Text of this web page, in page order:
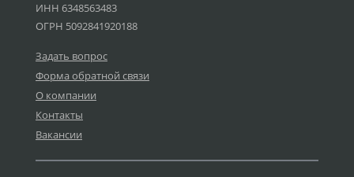
ИНН 6348563483
ОГРН 5092841920188
Задать вопрос
Форма обратной связи
О компании
Контакты
Вакансии